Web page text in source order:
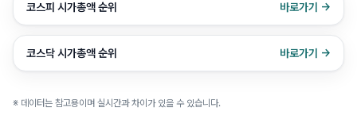
코스피 시가총액 순위 바로가기 →
코스닥 시가총액 순위 바로가기 →
※ 데이터는 참고용이며 실시간과 차이가 있을 수 있습니다.